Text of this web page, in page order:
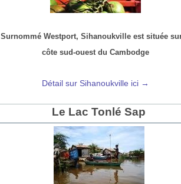
Surnommé Westport, Sihanoukville est située
côte sud-ouest du Cambodge
Détail sur Sihanoukville ici →
Le Lac Tonlé Sap